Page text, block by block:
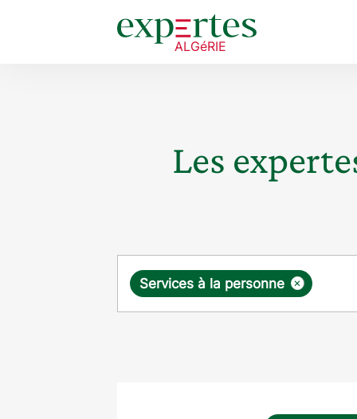
Les
Requête ×
Services à la personne